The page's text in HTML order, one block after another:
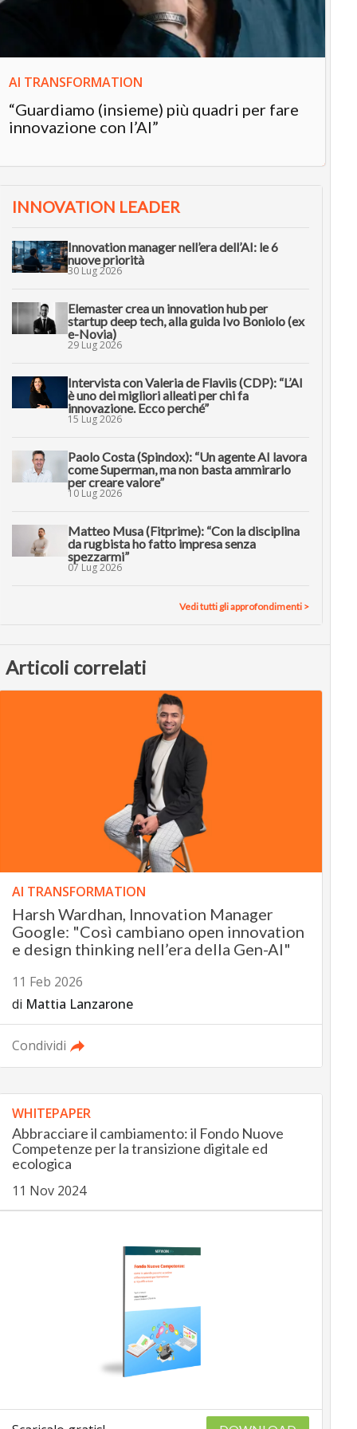
AI TRANSFORMATION
“Guardiamo (insieme) più quadri per fare
innovazione con l’AI”
INNOVATION LEADER
Innovation manager nell’era dell’AI: le 6
nuove priorità
30 Lug 2026
Elemaster crea un innovation hub per
startup deep tech, alla guida Ivo Boniolo (ex
e-Novia)
29 Lug 2026
Intervista con Valeria de Flaviis (CDP): “L’AI
è uno dei migliori alleati per chi fa
innovazione. Ecco perché”
15 Lug 2026
Paolo Costa (Spindox): “Un agente AI lavora
come Superman, ma non basta ammirarlo
per creare valore”
10 Lug 2026
Matteo Musa (Fitprime): “Con la disciplina
da rugbista ho fatto impresa senza
spezzarmi”
07 Lug 2026
Vedi tutti gli approfondimenti >
Articoli correlati
AI TRANSFORMATION
Harsh Wardhan, Innovation Manager
Google: "Così cambiano open innovation
e design thinking nell’era della Gen-AI"
11 Feb 2026
di Mattia Lanzarone
Condividi
WHITEPAPER
Abbracciare il cambiamento: il Fondo Nuove
Competenze per la transizione digitale ed
ecologica
11 Nov 2024